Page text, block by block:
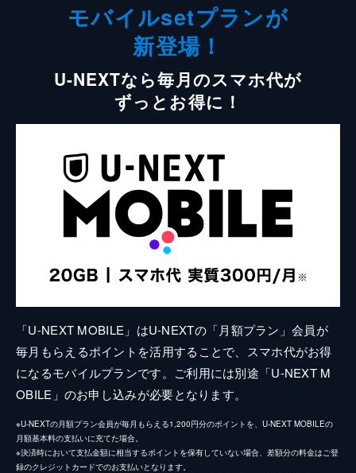
モバイルsetプランが
新登場！
U-NEXTなら毎月のスマホ代が
ずっとお得に！
「U-NEXT MOBILE」はU-NEXTの「月額プラン」会員が
毎月もらえるポイントを活用することで、スマホ代がお得
になるモバイルプランです。ご利用には別途「U-NEXT M
OBILE」のお申し込みが必要となります。
※U-NEXTの月額プラン会員が毎月もらえる1,200円分のポイントを、U-NEXT MOBILEの
月額基本料の支払いに充てた場合。
※決済時において支払金額に相当するポイントを保有していない場合、差額分の料金はご登
録のクレジットカードでのお支払いとなります。